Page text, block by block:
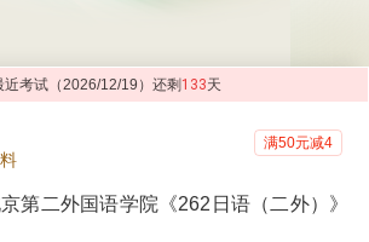
近考试（2026/12/19）还剩 133天
满50元减4
第二外国语学院《262日语（二外）》